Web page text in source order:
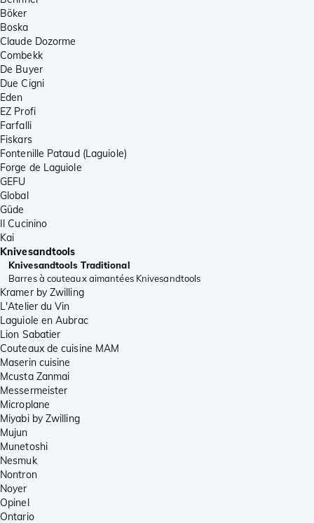
Böker
Boska
Claude Dozorme
Combekk
De Buyer
Due Cigni
Eden
EZ Profi
Farfalli
Fiskars
Fontenille Pataud (Laguiole)
Forge de Laguiole
GEFU
Global
Güde
Il Cucinino
Kai
Knivesandtools
Knivesandtools Traditional
Barres à couteaux aimantées Knivesandtools
Kramer by Zwilling
L'Atelier du Vin
Laguiole en Aubrac
Lion Sabatier
Couteaux de cuisine MAM
Maserin cuisine
Mcusta Zanmai
Messermeister
Microplane
Miyabi by Zwilling
Mujun
Munetoshi
Nesmuk
Nontron
Noyer
Opinel
Ontario